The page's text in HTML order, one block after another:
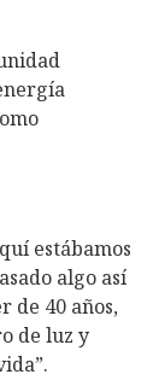
estábamos
algo así
de 40 años,
de luz y